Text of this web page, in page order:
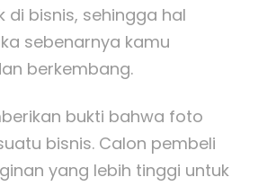
bisnis, sehingga hal
sebenarnya kamu
berkembang.
bukti bahwa foto
bisnis. Calon pembeli
yang lebih tinggi untuk